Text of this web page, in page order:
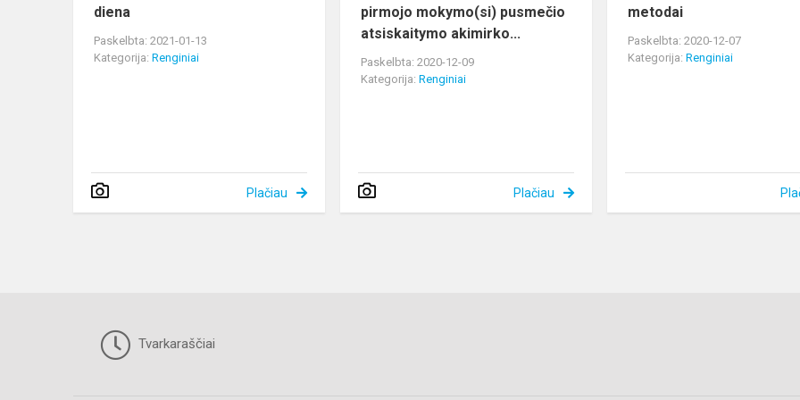
diena
Paskelbta: 2021-01-13
Kategorija: Renginiai
Plačiau
pirmojo mokymo(si) pusmečio
atsiskaitymo akimirko...
Paskelbta: 2020-12-09
Kategorija:Renginiai
Plačiau
metodai
Paskelbta: 2020-12-07
Kategorija:Renginiai
Tvarkaraščiai